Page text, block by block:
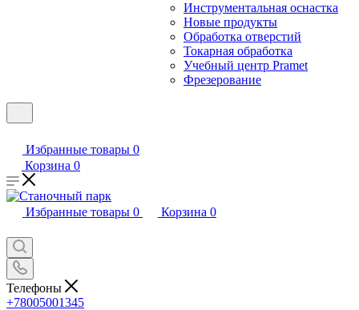
Инструментальная оснастка
Новые продукты
Обработка отверстий
Токарная обработка
Учебный центр Pramet
Фрезерование
Избранные товары 0
Корзина 0
Избранные товары 0 Корзина 0
Телефоны
+78005001345